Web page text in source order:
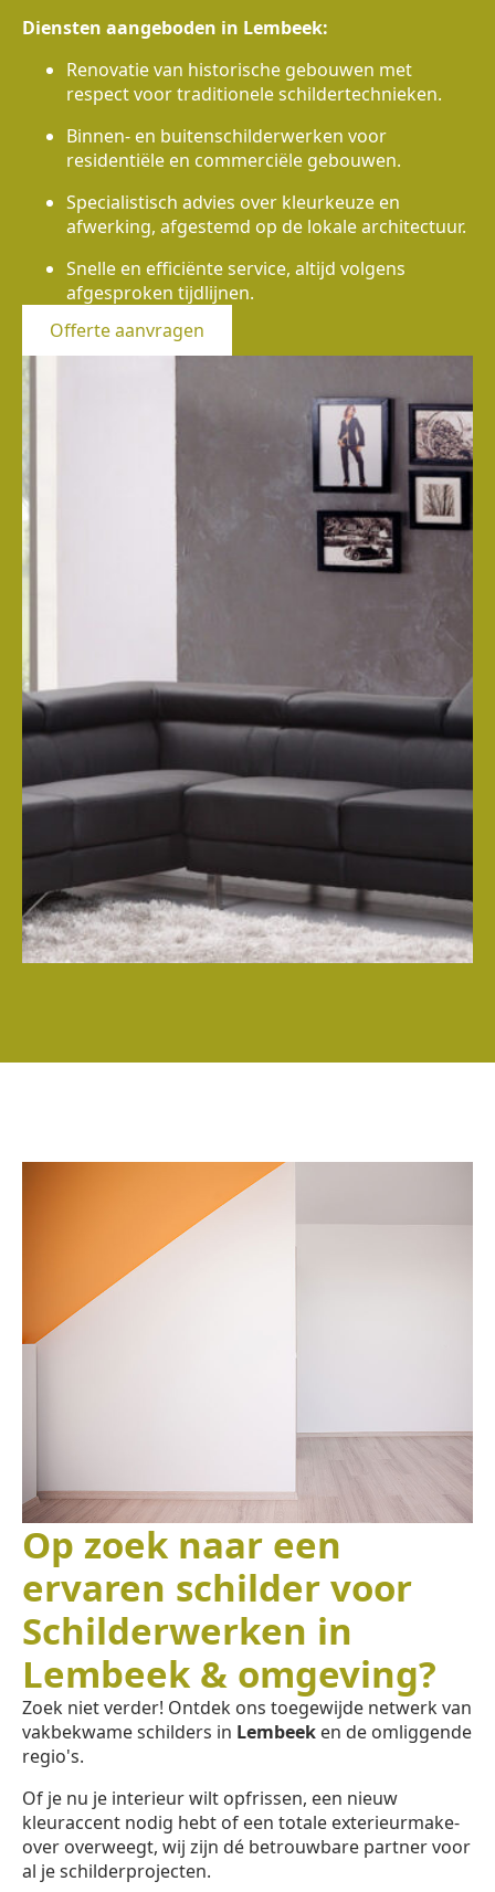
Diensten aangeboden in Lembeek:
Renovatie van historische gebouwen met
respect voor traditionele schildertechnieken.
Binnen- en buitenschilderwerken voor
residentiële en commerciële gebouwen.
Specialistisch advies over kleurkeuze en
afwerking, afgestemd op de lokale architectuur.
Snelle en efficiënte service, altijd volgens
afgesproken tijdlijnen.
Offerte aanvragen
Op zoek naar een
ervaren schilder voor
Schilderwerken in
Lembeek & omgeving?
Zoek niet verder! Ontdek ons toegewijde netwerk van
vakbekwame schilders in Lembeek en de omliggende
regio's.
Of je nu je interieur wilt opfrissen, een nieuw
kleuraccent nodig hebt of een totale exterieurmake-
over overweegt, wij zijn dé betrouwbare partner voor
al je schilderprojecten.